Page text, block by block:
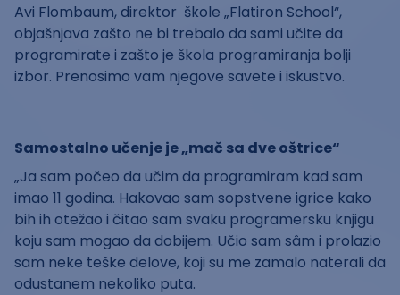
Avi Flombaum, direktor škole „Flatiron School“,
objašnjava zašto ne bi trebalo da sami učite da
programirate i zašto je škola programiranja bolji
izbor. Prenosimo vam njegove savete i iskustvo.
Samostalno učenje je „mač sa dve oštrice“
„Ja sam počeo da učim da programiram kad sam
imao 11 godina. Hakovao sam sopstvene igrice kako
bih ih otežao i čitao sam svaku programersku knjigu
koju sam mogao da dobijem. Učio sam sâm i prolazio
sam neke teške delove, koji su me zamalo naterali da
odustanem nekoliko puta.